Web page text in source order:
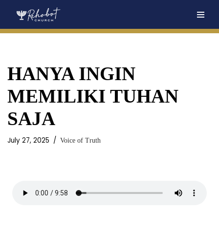
HANYA INGIN
MEMILIKI TUHAN
SAJA
July 27, 2025 Voice of Truth